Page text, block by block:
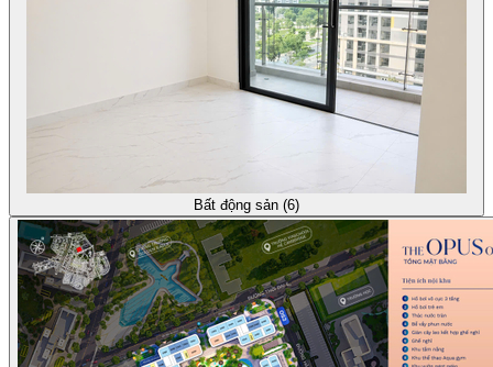
Bất động sản (6)